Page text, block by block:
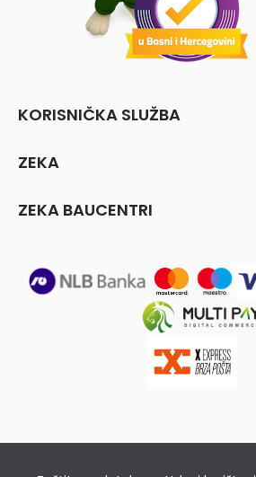
KORISNIČKA SLUŽBA
ZEKA
ZEKA BAUCENTRI